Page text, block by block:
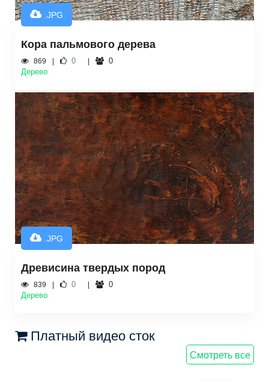
.JPG
Кора пальмового дерева
869 0
0
Дерево
.JPG
Древисина твердых пород
839 0
0
Дерево
Платный видео сток
Смотреть все